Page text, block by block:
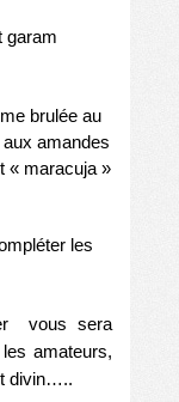
garam
brulée au
aux amandes
« maracuja »
les
vous sera
amateurs,
divin…..